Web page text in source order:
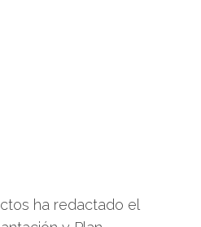
ha redactado el